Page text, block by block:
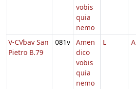
vobis
quia
nemo
V-CVbav San
Pietro B.79
081v
Amen
dico
vobis
quia
nemo
L A